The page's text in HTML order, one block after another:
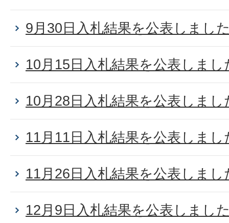
9月30日入札結果を公表しまし
10月15日入札結果を公表しまし
10月28日入札結果を公表しまし
11月11日入札結果を公表しまし
11月26日入札結果を公表しまし
12月9日入札結果を公表しまし